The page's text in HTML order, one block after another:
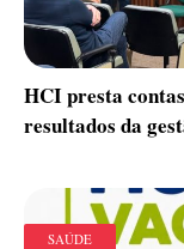
HCI presta
resultados da
SAÚDE